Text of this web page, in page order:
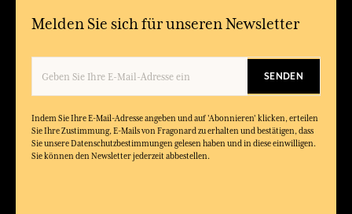
Melden Sie sich für unseren Newsletter
SENDEN
Indem Sie Ihre E-Mail-Adresse angeben und auf 'Abonnieren' klicken, erteilen
Sie Ihre Zustimmung, E-Mails von Fragonard zu erhalten und bestätigen, dass
Sie unsere Datenschutzbestimmungen gelesen haben und in diese einwilligen.
Sie können den Newsletter jederzeit abbestellen.